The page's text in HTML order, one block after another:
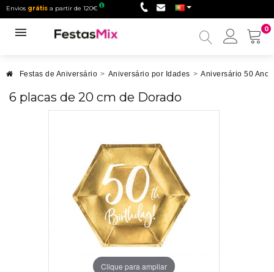
Envios grátis a partir de 120€
0
Minha
Festas de Aniversário > Aniversário por Idades > Aniversário 50 Anos
6 placas de 20 cm de Dorado
Clique para ampliar